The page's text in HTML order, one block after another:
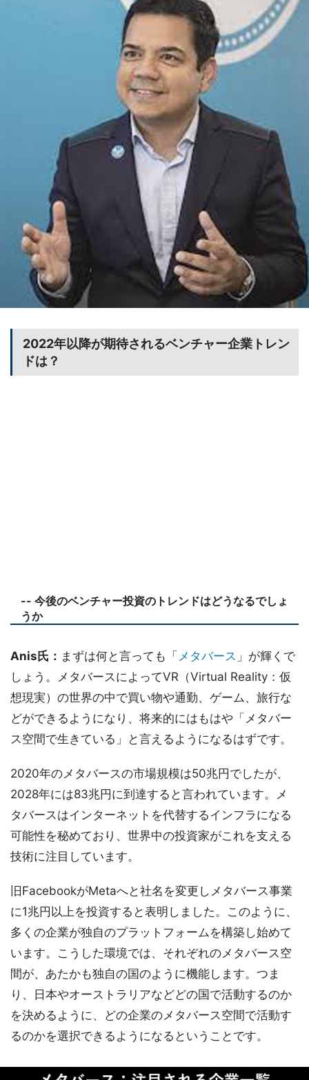
2022年以降が期待されるベンチャー企業トレン
ドは？
-- 今後のベンチャー投資のトレンドはどうなるでしょ
うか
Anis氏： まずは何と言っても「 メタバース 」が輝くで
しょう。メタバースによってVR（Virtual Reality：仮
想現実）の世界の中で買い物や通勤、ゲーム、旅行な
どができるようになり、将来的にはもはや「メタバー
ス空間で生きている」と言えるようになるはずです。
2020年のメタバースの市場規模は50兆円でしたが、
2028年には83兆円に到達すると言われています。メ
タバースはインターネットを代替するインフラになる
可能性を秘めており、世界中の投資家がこれを支える
技術に注目しています。
旧FacebookがMetaへと社名を変更しメタバース事業
に1兆円以上を投資すると表明しました。このように、
多くの企業が独自のプラットフォームを構築し始めて
います。こうした環境では、それぞれのメタバース空
間が、あたかも独自の国のように機能します。つま
り、日本やオーストラリアなどどの国で活動するのか
を決めるように、どの企業のメタバース空間で活動す
るのかを選択できるようになるということです。